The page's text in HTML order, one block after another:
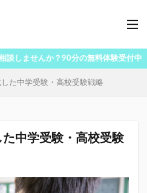
せんか？90分の無料体験受付中
た中学受験・高校受験戦略
中学受験・高校受験